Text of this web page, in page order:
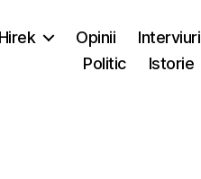
Opinii Interviuri
Politic
Istorie